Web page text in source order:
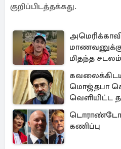
குறிப்பிடத்தக்கது.
மாணவனுக்கு
மிதந்த சடலம்
மொஜ்தபா
வெளியிட்ட
டொராண்டோ
கணிப்பு